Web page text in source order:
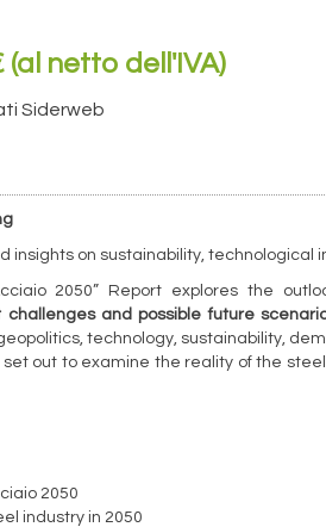
(al netto dell'IVA)
Siderweb
insights on sustainability, technological
2050” Report explores the
challenges and possible future
technology, sustainability,
out to examine the reality of the
2050
industry in 2050